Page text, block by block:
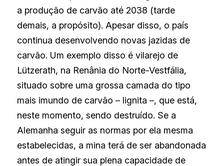
a produção de carvão até 2038 (tarde
demais, a propósito). Apesar disso, o país
continua desenvolvendo novas jazidas de
carvão. Um exemplo disso é vilarejo de
Lützerath, na Renânia do Norte-Vestfália,
situado sobre uma grossa camada do tipo
mais imundo de carvão – lignita –, que está,
neste momento, sendo destruído. Se a
Alemanha seguir as normas por ela mesma
estabelecidas, a mina terá de ser abandonada
antes de atingir sua plena capacidade de